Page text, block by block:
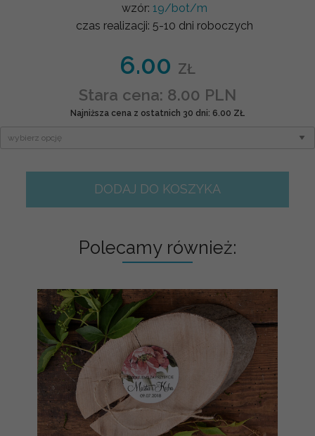
wzór: 19/bot/m
czas realizacji: 5-10 dni roboczych
6.00 ZŁ
Stara cena: 8.00 PLN
Najniższa cena z ostatnich 30 dni: 6.00 ZŁ
DODAJ DO KOSZYKA
Polecamy również: